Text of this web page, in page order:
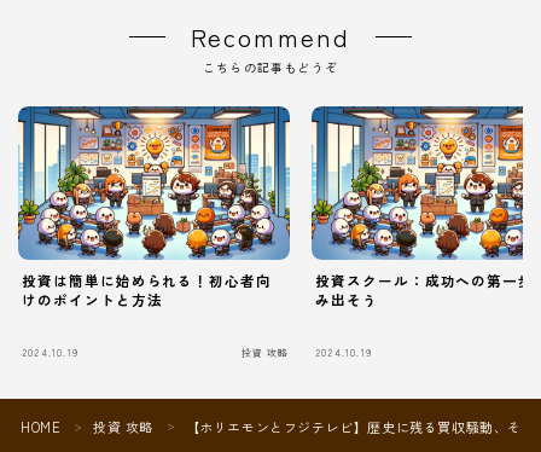
Recommend
こちらの記事もどうぞ
投資は簡単に始められる！初心者向
けのポイントと方法
2024.10.19 投資 攻略
投資スクール：成功への第一歩
み出そう
2024.10.19
HOME ＞ 投資 攻略 ＞ 【ホリエモンとフジテレビ】歴史に残る買収騒動、そ